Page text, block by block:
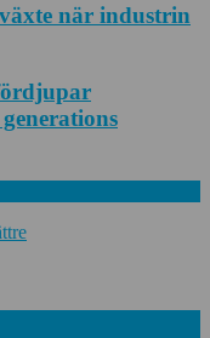
när industrin